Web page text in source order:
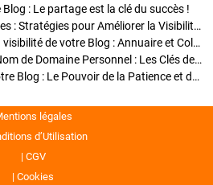
: Le partage est la clé du succès !
Optimisation SEO des Articles : Stratégies pour Améliorer la Visibilité de Votre Blog
Stratégies pour améliorer la visibilité de votre Blog : Annuaire et Collaborations
Pourquoi Investir dans un Nom de Domaine Personnel : Les Clés de la Réussite de Votre Blog
Comment Faire Émerger Votre Blog : Le Pouvoir de la Patience et de la Persévérance
légales
d’Utilisation
CGV
Cookies